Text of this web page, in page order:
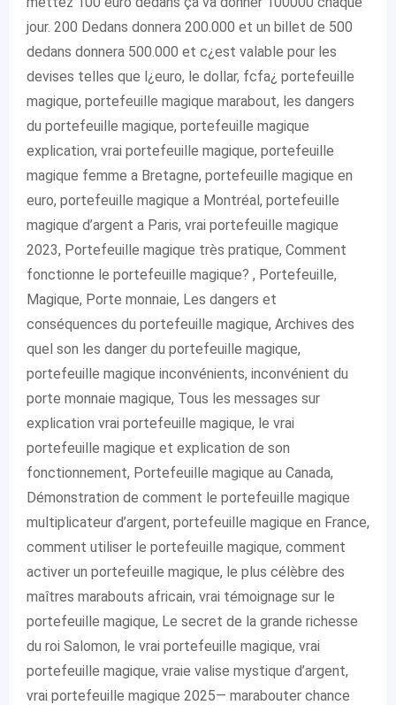
jour. 200 Dedans donnera 200.000 et un billet de 500
dedans donnera 500.000 et c¿est valable pour les
devises telles que l¿euro, le dollar, fcfa¿ portefeuille
magique, portefeuille magique marabout, les dangers
du portefeuille magique, portefeuille magique
explication, vrai portefeuille magique, portefeuille
magique femme a Bretagne, portefeuille magique en
euro, portefeuille magique a Montréal, portefeuille
magique d’argent a Paris, vrai portefeuille magique
2023, Portefeuille magique très pratique, Comment
fonctionne le portefeuille magique? , Portefeuille,
Magique, Porte monnaie, Les dangers et
conséquences du portefeuille magique, Archives des
quel son les danger du portefeuille magique,
portefeuille magique inconvénients, inconvénient du
porte monnaie magique, Tous les messages sur
explication vrai portefeuille magique, le vrai
portefeuille magique et explication de son
fonctionnement, Portefeuille magique au Canada,
Démonstration de comment le portefeuille magique
multiplicateur d’argent, portefeuille magique en France,
comment utiliser le portefeuille magique, comment
activer un portefeuille magique, le plus célèbre des
maîtres marabouts africain, vrai témoignage sur le
portefeuille magique, Le secret de la grande richesse
du roi Salomon, le vrai portefeuille magique, vrai
portefeuille magique, vraie valise mystique d’argent,
vrai portefeuille magique 2025— marabouter chance